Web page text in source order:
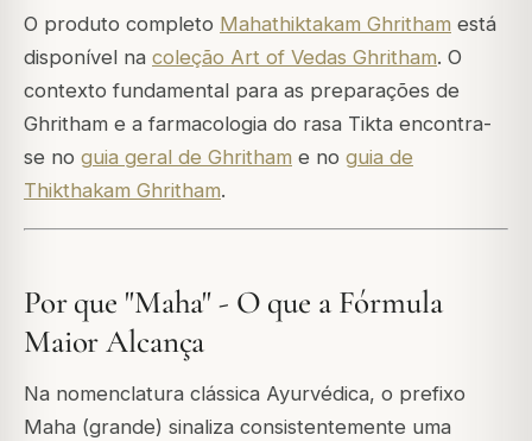
O produto completo Mahathiktakam Ghritham está
disponível na coleção Art of Vedas Ghritham. O
contexto fundamental para as preparações de
Ghritham e a farmacologia do rasa Tikta encontra-
se no guia geral de Ghritham e no guia de
Thikthakam Ghritham.
Por que "Maha" - O que a Fórmula
Maior Alcança
Na nomenclatura clássica Ayurvédica, o prefixo
Maha (grande) sinaliza consistentemente uma